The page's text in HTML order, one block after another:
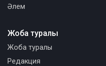
Әлем
Жоба туралы
Жоба туралы
Редакция